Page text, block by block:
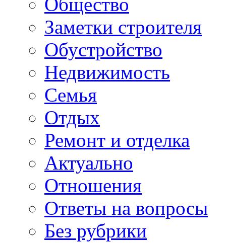
Заметки строителя
Обустройство
Недвижимость
Семья
Отдых
Ремонт и отделка
Актуально
Отношения
Ответы на вопросы
Без рубрики